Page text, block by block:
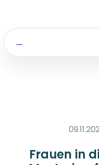
Frauen in